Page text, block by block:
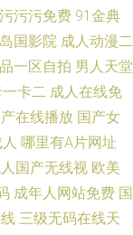
污污免费 91金典
国影院 成人动漫二
一区自拍 男人天堂
卡二 成人在线免
在线播放 国产女
哪里有A片网址
国产无线视 欧美
成年人网站免费 国
三级无码在线天